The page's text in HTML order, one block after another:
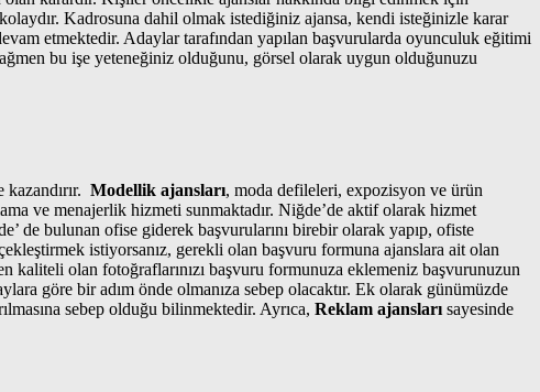
Kadrosuna dahil olmak istediğiniz ajansa, kendi isteğinizle karar
etmektedir. Adaylar tarafından yapılan başvurularda oyunculuk eğitimi
bu işe yeteneğiniz olduğunu, görsel olarak uygun olduğunuzu
Modellik ajansları, moda defileleri, expozisyon ve ürün
ve menajerlik hizmeti sunmaktadır. Niğde’de aktif olarak hizmet
de bulunan ofise giderek başvurularını birebir olarak yapıp, ofiste
istiyorsanız, gerekli olan başvuru formuna ajanslara ait olan
olan fotoğraflarınızı başvuru formunuza eklemeniz başvurunuzun
göre bir adım önde olmanıza sebep olacaktır. Ek olarak günümüzde
sebep olduğu bilinmektedir. Ayrıca, Reklam ajansları sayesinde